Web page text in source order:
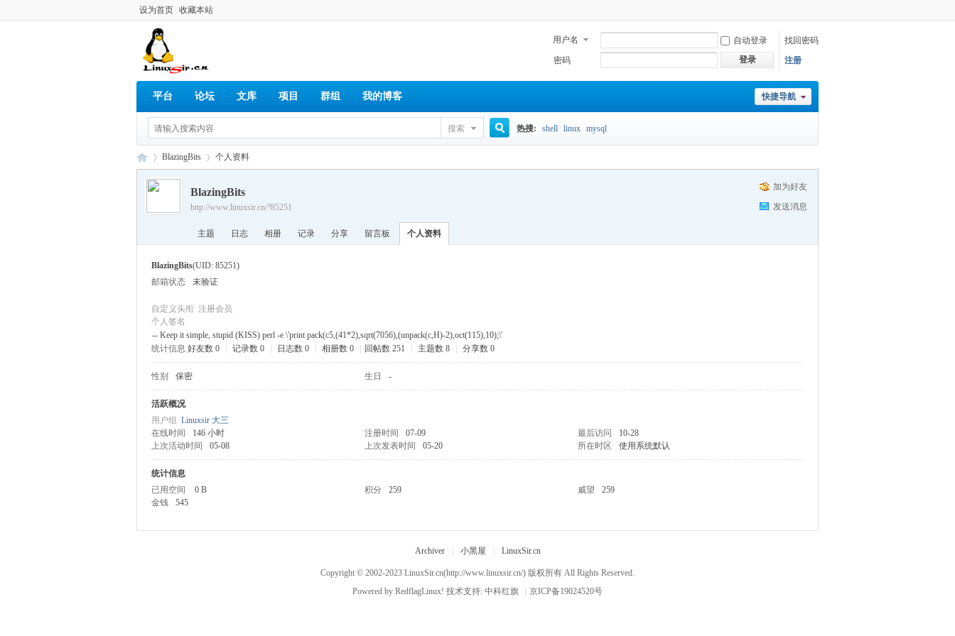
设为首页 收藏本站
用户名 自动登录
找回密码
密码
登录 注册
快捷导航
平台 论坛 文库 项目 群组 我的博客
搜索
搜
热搜: shell linux mysql
BlazingBits 个人资料
加为好友
发送消息
BlazingBits
http://www.linuxsir.cn/?85251
主题 日志 相册 记录 分享 留言板 个人资料
BlazingBits(UID: 85251)
邮箱状态
未验证
自定义头衔 注册会员
个人签名
-- Keep it simple, stupid (KISS) perl -e \'print pack(c5,(41*2),sqrt(7056),(unpack(c,H)-2),oct(115),10);\'
统计信息 好友数 0 记录数 0 日志数 0 相册数 0 回帖数 251 主题数 8 分享数 0
性别 保密 生日 -
活跃概况
用户组 Linuxsir 大三
在线时间
146 小时 注册时间 07-09 最后访问
10-28
上次活动时间
05-08 上次发表时间 05-20 所在时区 使用系统默认
统计信息
已用空间
0 B 积分 259 威望
259
金钱
545
Archiver 小黑屋 LinuxSir.cn
Copyright © 2002-2023 LinuxSir.cn(http://www.linuxsir.cn/) 版权所有 All Rights Reserved.
Powered by RedflagLinux! 技术支持: 中科红旗 京ICP备19024520号